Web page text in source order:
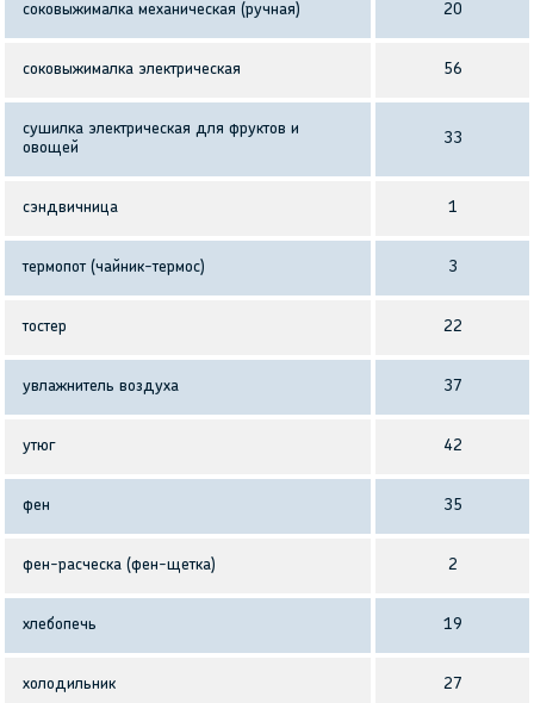
соковыжималка механическая (ручная) 20
соковыжималка электрическая 56
сушилка электрическая для фруктов и
овощей
33
сэндвичница 1
термопот (чайник-термос) 3
тостер 22
увлажнитель воздуха 37
утюг 42
фен 35
фен-расческа (фен-щетка) 2
хлебопечь 19
холодильник 27